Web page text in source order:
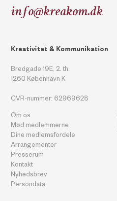
info@kreakom.dk
Kreativitet & Kommunikation
Bredgade 19E, 2. th.
1260 København K
CVR-nummer: 62969628
Om os
Mød medlemmerne
Dine medlemsfordele
Arrangementer
Presserum
Kontakt
Nyhedsbrev
Persondata